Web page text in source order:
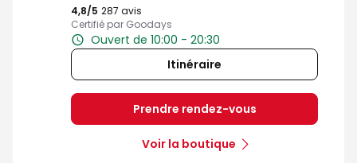
4,8/5 Note de 4.8 sur 5
287 avis
Certifié par Goodays
Ouvert de 10:00 - 20:30
Itinéraire
Prendre rendez-vous
Voir la boutique